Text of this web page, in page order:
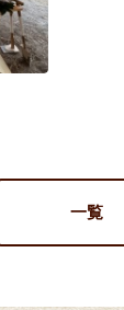
一覧